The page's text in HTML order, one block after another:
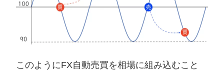
このようにFX自動売買を相場に組み込むこと